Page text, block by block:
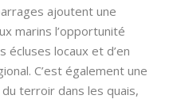
ajoutent une
marins l’opportunité
écluses locaux et d’en
C’est également une
terroir dans les quais,